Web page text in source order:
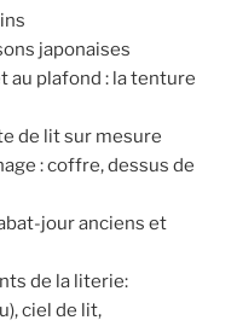
japonaises
au plafond : la tenture
de lit sur mesure
: coffre, dessus de
jour anciens et
de la literie:
ciel de lit,